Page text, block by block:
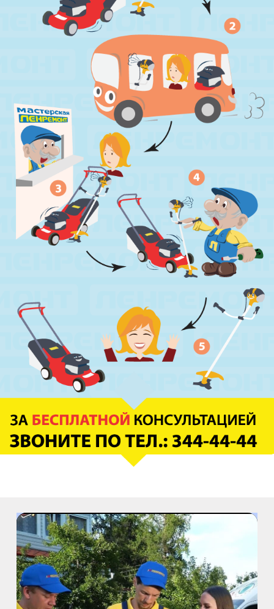
м. Гражданский пр.
ул. Ушинского, д.25, к.1
м. Звёздная
ул. Звёздная, д.5, к.1 (вход с улицы)
м. Парк Победы, м. Московская
ул. Фрунзе, д.3
м. Пр. Большевиков
пр. Пятилеток, д.14, к.1
м. Выборгская
ул. Минеральная, д.13Ц
м. Ладожская
пр. Косыгина, д.28, к.1
пр. Юрия Гагарина, д.15
м. Московская
пр. Московский, 212, Дом Советов, 1
этаж, кабинет 1130, вход у кафе Авантаж
м. Фрунзенская
ул. Киевская, д.32В
м. Купчино
ул. Ярослава Гашека, д.4, к.1
м. Удельная
пр. Энгельса, д.19
Промзона Мягловская, Всеволожский
муниципальный район, Ленинградская
область, ​Круговая улица, д. 47